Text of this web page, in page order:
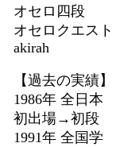
オセロ四段
オセロクエスト
akirah
【過去の実績】
1986年 全日本
初出場→初段
1991年 全国学